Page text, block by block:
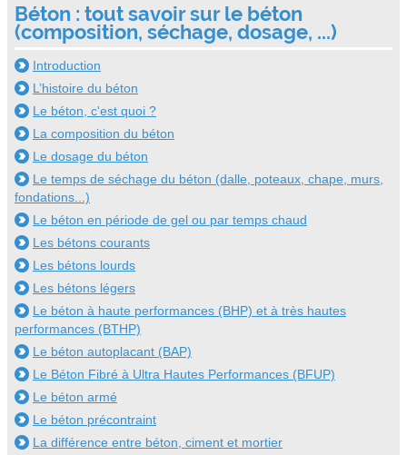
Béton : tout savoir sur le béton
(composition, séchage, dosage, ...)
Introduction
L’histoire du béton
Le béton, c'est quoi ?
La composition du béton
Le dosage du béton
Le temps de séchage du béton (dalle, poteaux, chape, murs,
fondations...)
Le béton en période de gel ou par temps chaud
Les bétons courants
Les bétons lourds
Les bétons légers
Le béton à haute performances (BHP) et à très hautes
performances (BTHP)
Le béton autoplacant (BAP)
Le Béton Fibré à Ultra Hautes Performances (BFUP)
Le béton armé
Le béton précontraint
La différence entre béton, ciment et mortier